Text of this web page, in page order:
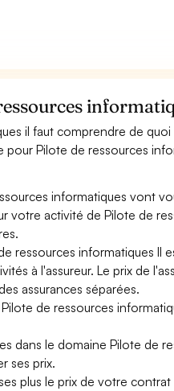
il faut comprendre de
pour Pilote de ressources
informatiques vont
votre activité de Pilote de
ressources informatiques Il
à l'assureur. Le prix de
assurances séparées.
de ressources
dans le domaine Pilote de
ses prix.
plus le prix de votre contrat